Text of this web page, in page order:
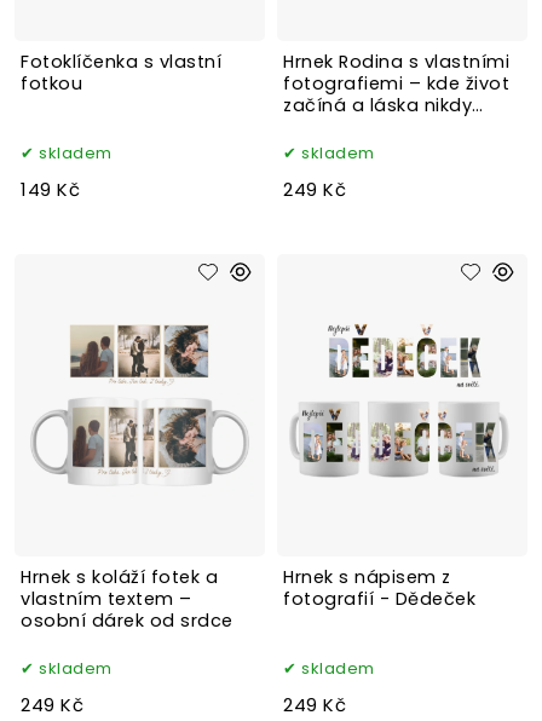
Fotoklíčenka s vlastní
fotkou
skladem
149 Kč
Hrnek Rodina s vlastními
fotografiemi – kde život
začíná a láska nikdy
skladem
249 Kč
Hrnek s koláží fotek a
vlastním textem –
osobní dárek od srdce
skladem
249 Kč
Hrnek s nápisem z
fotografií - Dědeček
skladem
249 Kč